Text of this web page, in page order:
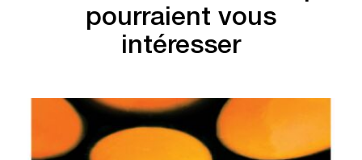
pourraient vous
intéresser